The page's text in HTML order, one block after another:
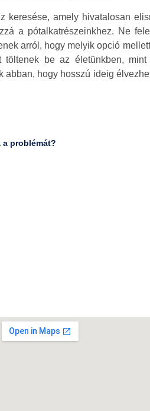
keresése, amely hivatalosan
a pótalkatrészeinkhez. Ne
arról, hogy melyik opció
töltenek be az életünkben,
hogy hosszú ideig
a problémát?